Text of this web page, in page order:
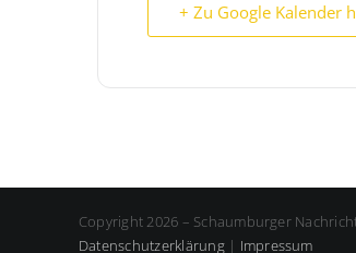
+ Zu Google Kalender
Copyright 2026 – Schaumburger
Datenschutzerklärung| Impressum